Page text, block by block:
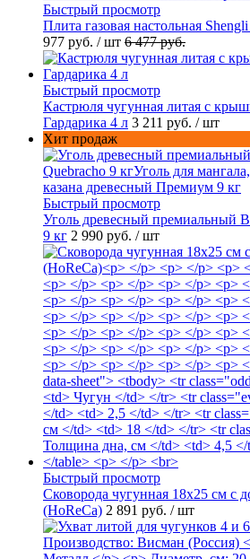
Быстрый просмотр
Плита газовая настольная
977 руб. / шт 6 477 руб.
Быстрый просмотр
Кастрюля чугунная литая с
Гардарика 4 л 3 211 руб. / шт
Хит продаж
Быстрый просмотр
Уголь древесный премиальный
9 кг 2 990 руб. / шт
Быстрый просмотр
Сковорода чугунная 18х25 см с
(HoReCa) 2 891 руб. / шт